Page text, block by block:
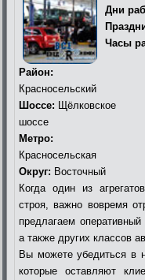
Дни
Часы
Район:
Красносельский
Шоссе: Щёлковское
шоссе
Метро:
Красносельская
Округ: Восточный
Когда один из
строя, важно вовремя
предлагаем
а также других классов
Вы можете убедиться в
которые оставляют